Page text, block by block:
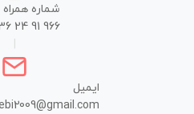
شماره همراه
24 91 966
ایمیل